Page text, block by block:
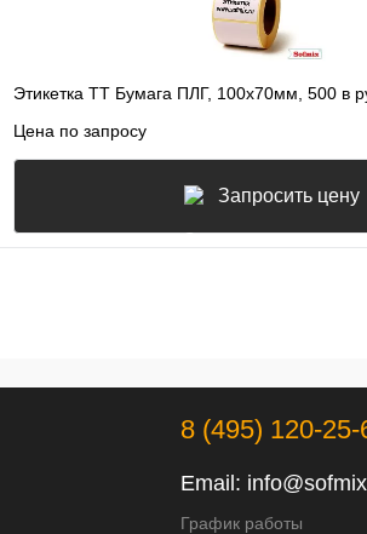
Этикетка ТТ Бумага ПЛГ, 100х70мм, 500 в
Цена по запросу
Запросить цену
8 (495) 120-25-
Email:
График работы